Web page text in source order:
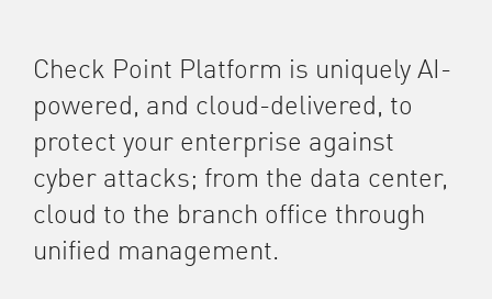
Check Point Platform is uniquely AI-
powered, and cloud-delivered, to
protect your enterprise against
cyber attacks; from the data center,
cloud to the branch office through
unified management.